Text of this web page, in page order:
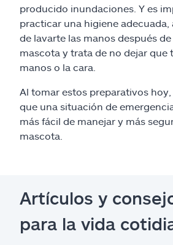
producido inundaciones. Y es
practicar una higiene adecuada,
de lavarte las manos después
mascota y trata de no dejar que
manos o la cara.
Al tomar estos preparativos
que una situación de
más fácil de manejar y más
mascota.
Artículos y
para la vida